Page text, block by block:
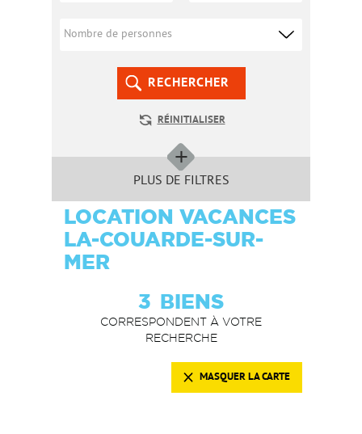
RECHERCHER
RÉINITIALISER
PLUS DE FILTRES
LOCATION VACANCES
LA-COUARDE-SUR-
MER
3 BIENS
CORRESPONDENT À VOTRE
RECHERCHE
MASQUER LA CARTE